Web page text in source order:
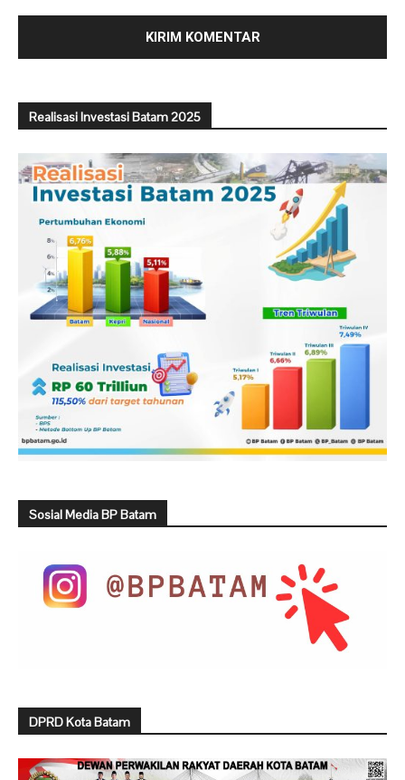
Realisasi Investasi Batam 2025
Sosial Media BP Batam
DPRD Kota Batam